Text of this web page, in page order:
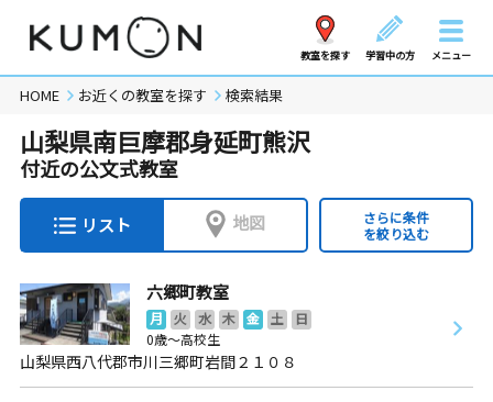
教室を探す 学習中の方 メニュー
HOME お近くの教室を探す 検索結果
山梨県南巨摩郡身延町熊沢
付近の公文式教室
リスト 地図
さらに条件
を絞り込む
六郷町教室
月 火 水 木 金 土
日
0歳～高校生
山梨県西八代郡市川三郷町岩間２１０８